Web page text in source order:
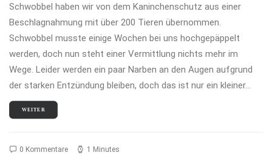
Schwobbel haben wir von dem Kaninchenschutz aus einer
Beschlagnahmung mit über 200 Tieren übernommen.
Schwobbel musste einige Wochen bei uns hochgepäppelt
werden, doch nun steht einer Vermittlung nichts mehr im
Wege. Leider werden ein paar Narben an den Augen aufgrund
der starken Entzündung bleiben, doch das ist nur ein kleiner…
WEITER
0 Kommentare 1 Minutes